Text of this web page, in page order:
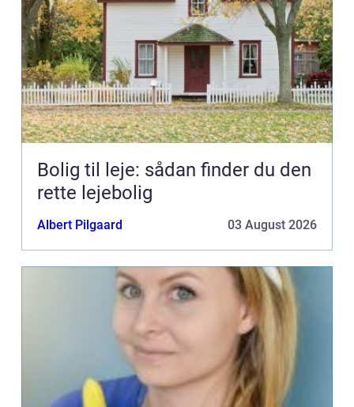
Bolig til leje: sådan finder du den
rette lejebolig
Albert Pilgaard 03 August 2026